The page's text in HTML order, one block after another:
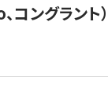
ングラント）